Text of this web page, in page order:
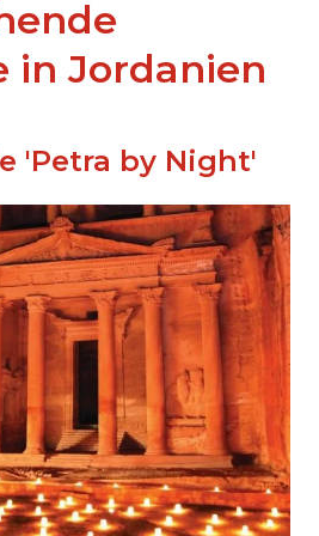
in Jordanien
'Petra by Night'